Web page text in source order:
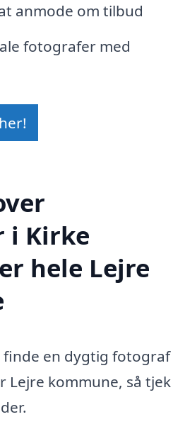
anmode om tilbud
fotografer med
i Kirke
hele Lejre
finde en dygtig fotograf
Lejre kommune, så tjek